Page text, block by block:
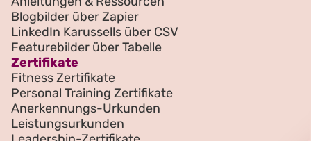
Blogbilder über Zapier
LinkedIn Karussells über CSV
Featurebilder über Tabelle
Zertifikate
Fitness Zertifikate
Personal Training Zertifikate
Anerkennungs-Urkunden
Leistungsurkunden